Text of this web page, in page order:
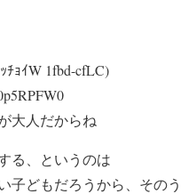
ｮｲW 1fbd-cfLC)
大人だからね
る、というのは
子どもだろうから、そのう